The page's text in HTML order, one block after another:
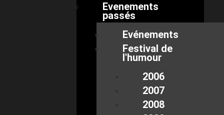
Evenements
passés
Evénements
Festival de
l'humour
2006
2007
2008